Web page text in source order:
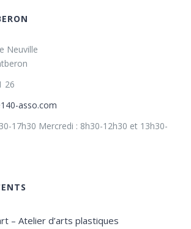
Neuville
26
asso.com
17h30 Mercredi : 8h30-12h30 et 13h30-
– Atelier d’arts plastiques